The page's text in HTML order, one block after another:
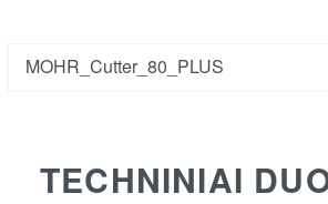
MOHR_Cutter_80_PLUS
TECHNINIAI